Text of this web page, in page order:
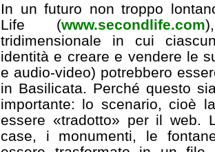
In un futuro non troppo
Life (www.secondlife.com
tridimensionale in cui
identità e creare e vendere le
e audio-video) potrebbero
in Basilicata. Perché questo
importante: lo scenario, cioè
essere «tradotto» per il web.
case, i monumenti, le